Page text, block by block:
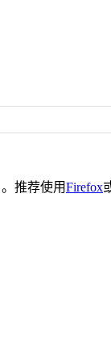
推荐使用Firefox